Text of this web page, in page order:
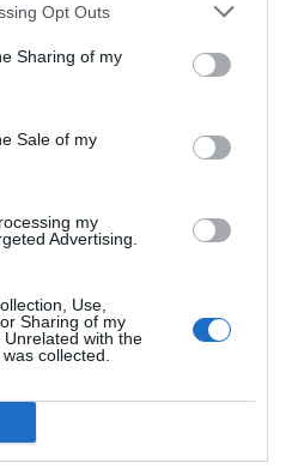
Opt Outs
Sharing of my
Sale of my
my
Advertising.
Use,
Sharing of my
with the
collected.
d'Ajust Fronterer de
en
és una
per a les
la necessitat de reduir
carboni i alinear-se amb
Sostenible
industrials i